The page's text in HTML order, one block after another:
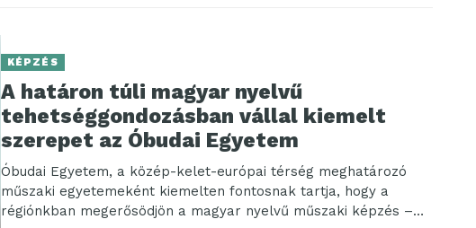
KÉPZÉS
A határon túli magyar nyelvű
tehetséggondozásban vállal kiemelt
szerepet az Óbudai Egyetem
Óbudai Egyetem, a közép-kelet-európai térség meghatározó
műszaki egyetemeként kiemelten fontosnak tartja, hogy a
régiónkban megerősödjön a magyar nyelvű műszaki képzés –